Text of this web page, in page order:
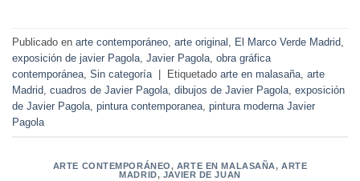
Publicado en arte contemporáneo arte original El Marco Verde Madrid
exposición de javier Pagola Javier Pagola obra gráfica
contemporánea Sin categoría Etiquetado arte en malasaña arte
Madrid cuadros de Javier Pagola dibujos de Javier Pagola exposición
de Javier Pagola pintura contemporanea pintura moderna Javier
Pagola
ARTE CONTEMPORÁNEO, ARTE EN MALASAÑA,ARTE
MADRID, JAVIER DE JUAN